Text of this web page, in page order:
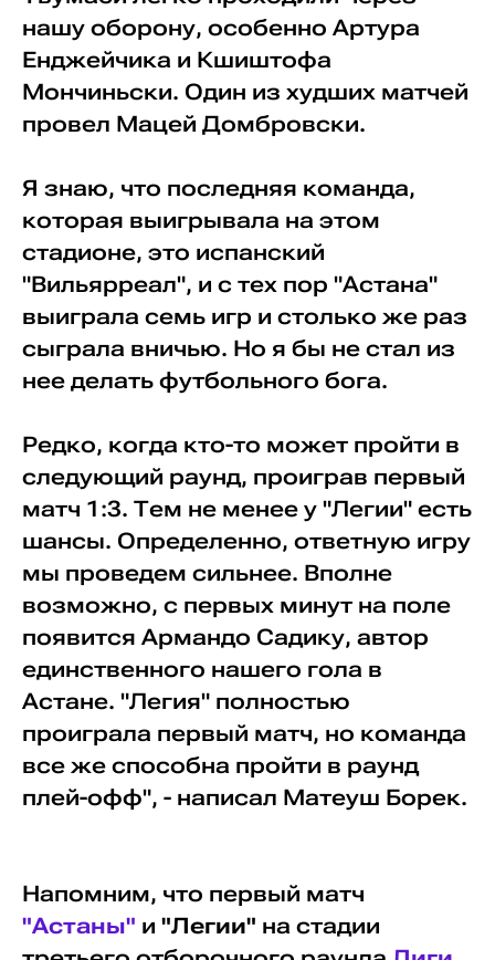
нашу оборону, особенно Артура
Енджейчика и Кшиштофа
Мончиньски. Один из худших матчей
провел Мацей Домбровски.
Я знаю, что последняя команда,
которая выигрывала на этом
стадионе, это испанский
"Вильярреал", и с тех пор "Астана"
выиграла семь игр и столько же раз
сыграла вничью. Но я бы не стал из
нее делать футбольного бога.
Редко, когда кто-то может пройти в
следующий раунд, проиграв первый
матч 1:3. Тем не менее у "Легии" есть
шансы. Определенно, ответную игру
мы проведем сильнее. Вполне
возможно, с первых минут на поле
появится Армандо Садику, автор
единственного нашего гола в
Астане. "Легия" полностью
проиграла первый матч, но команда
все же способна пройти в раунд
плей-офф", - написал Матеуш Борек.
Напомним, что первый матч
"Астаны" и "Легии" на стадии